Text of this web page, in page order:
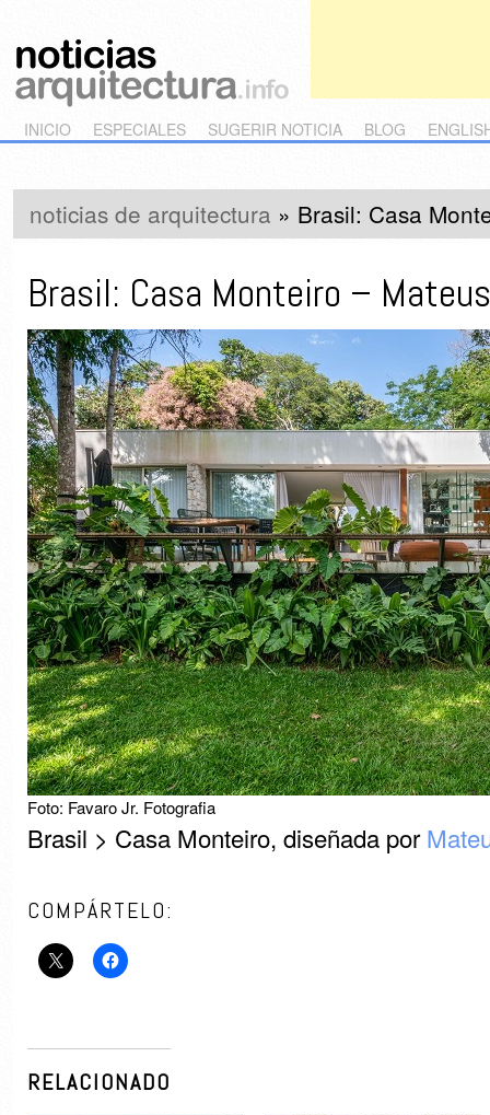
Main menu
Skip to primary content
Skip to secondary content
INICIO ESPECIALES SUGERIR NOTICIA BLOG
noticias de arquitectura » Brasil: Casa
Brasil: Casa Monteiro –
Foto: Favaro Jr. Fotografia
Brasil > Casa Monteiro, diseñada por
COMPÁRTELO:
RELACIONADO